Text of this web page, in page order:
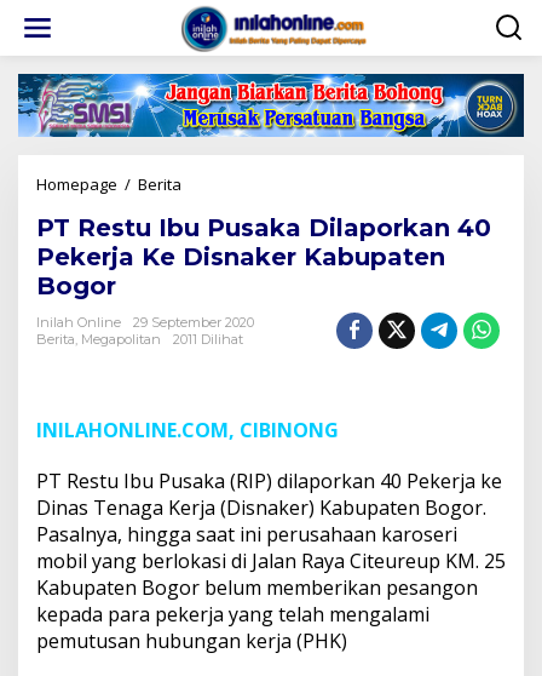
konten
Homepage / Berita
Ibu
Pusaka
Dilaporkan
Pekerja
Ke
PT Restu Ibu Pusaka Dilaporkan 40
Pekerja Ke Disnaker Kabupaten
Bogor
Inilah Online
29 September 2020
Berita Megapolitan 2011 Dilihat
INILAHONLINE.COM, CIBINONG
PT Restu Ibu Pusaka (RIP) dilaporkan 40 Pekerja ke
Dinas Tenaga Kerja (Disnaker) Kabupaten Bogor.
Pasalnya, hingga saat ini perusahaan karoseri
mobil yang berlokasi di Jalan Raya Citeureup KM. 25
Kabupaten Bogor belum memberikan pesangon
kepada para pekerja yang telah mengalami
pemutusan hubungan kerja (PHK)